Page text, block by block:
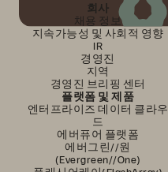
회사
채용 정보
지속가능성 및 사회적 영향
IR
경영진
지역
경영진 브리핑 센터
플랫폼 및 제품
엔터프라이즈 데이터 클라우
드
에버퓨어 플랫폼
에버그린//원
(Evergreen//One)